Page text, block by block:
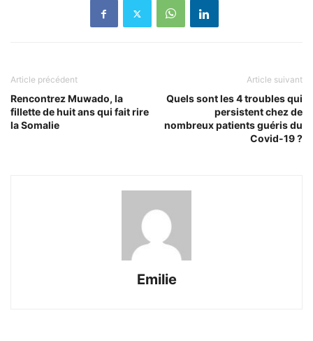
Article précédent
Rencontrez Muwado, la
fillette de huit ans qui fait rire
la Somalie
Article suivant
Quels sont les 4 troubles qui
persistent chez de
nombreux patients guéris du
Covid-19 ?
Emilie